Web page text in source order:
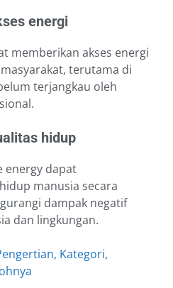
energi
memberikan akses energi
terutama di
terjangkau oleh
hidup
energy dapat
manusia secara
dampak negatif
dan lingkungan.
Kategori,